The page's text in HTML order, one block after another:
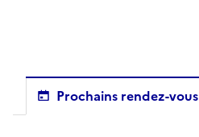
Prochains rendez-vous